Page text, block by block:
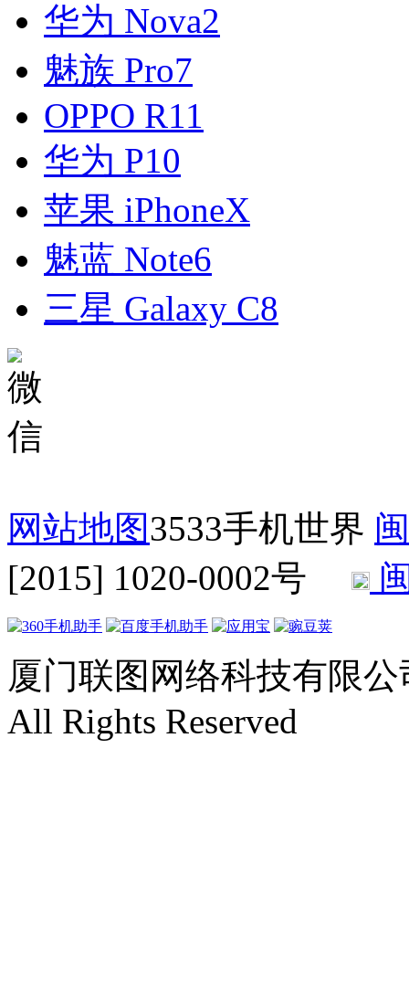
华为 Nova2
魅族 Pro7
OPPO R11
华为 P10
苹果 iPhoneX
魅蓝 Note6
三星 Galaxy C8
网站地图3533手机世界
[2015] 1020-0002号
厦门联图网络科技有限公
All Rights Reserved